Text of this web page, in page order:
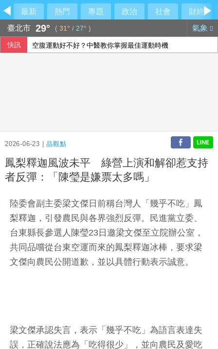
最新 熱門 專題 政治 社會
財經
臺北市 29° ( 31° / 27° ) 氣象
快訊 空腹運動好不好？中醫教你掌握最佳運動時機
2026-06-23 |品觀點
鳳梨釋迦風波未平 綠營上演和解卻惹支持
者反彈：「陳瑩是嫌票太多嗎」
陸委會副主委梁文傑日前稱台灣人「幾乎不吃」鳳
梨釋迦，引發農民與各界強烈反彈。民進黨立委、
台東縣長參選人陳瑩23日邀梁文傑至立院辦公室，
共同品嚐從台東空運而來的鳳梨釋迦冰棒，要求梁
文傑向農民公開道歉，並以具體行動表示誠意。
梁文傑承認失言，表示「幾乎不吃」為語言表達失
誤，正確說法應為「吃得很少」，並向農民及愛吃